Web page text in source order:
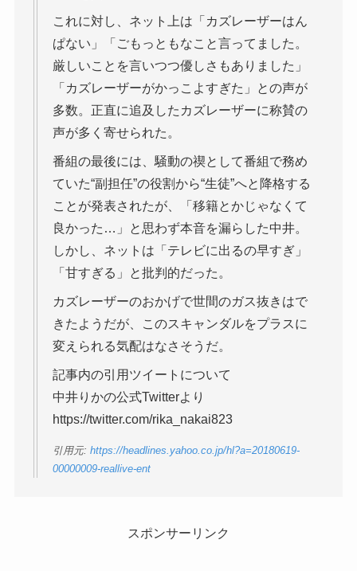
これに対し、ネット上は「カズレーザーはん
ぱない」「ごもっともなこと言ってました。
厳しいことを言いつつ優しさもありました」
「カズレーザーがかっこよすぎた」との声が
多数。正直に追及したカズレーザーに称賛の
声が多く寄せられた。
番組の最後には、騒動の禊として番組で務め
ていた“副担任”の役割から“生徒”へと降格する
ことが発表されたが、「移籍とかじゃなくて
良かった…」と思わず本音を漏らした中井。
しかし、ネットは「テレビに出るの早すぎ」
「甘すぎる」と批判的だった。
カズレーザーのおかげで世間のガス抜きはで
きたようだが、このスキャンダルをプラスに
変えられる気配はなさそうだ。
記事内の引用ツイートについて
中井りかの公式Twitterより
https://twitter.com/rika_nakai823
引用元: https://headlines.yahoo.co.jp/hl?a=20180619-
00000009-reallive-ent
スポンサーリンク